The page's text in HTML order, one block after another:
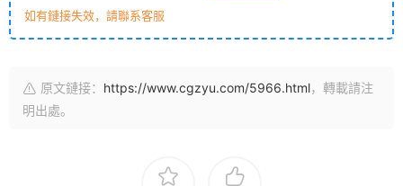
如有鏈接失效，請聯系客服
原文鏈接： https://www.cgzyu.com/5966.html，轉載請注
明出處。